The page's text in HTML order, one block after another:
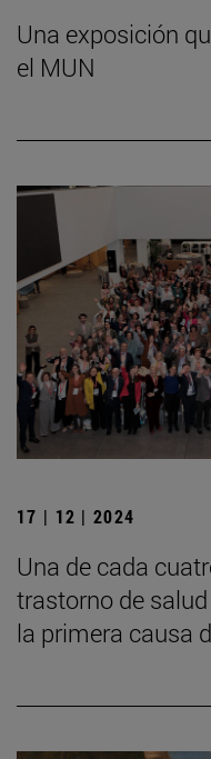
Una exposición
el MUN
17 | 12 | 2024
Una de cada
trastorno de
la primera causa